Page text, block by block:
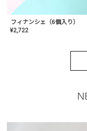
フィナンシェ（6個入り）
¥2,722